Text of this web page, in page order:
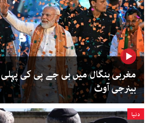
مغربی بنگال میں بی جے پی کی پہلی
بینرجی آوٹ
دنیا